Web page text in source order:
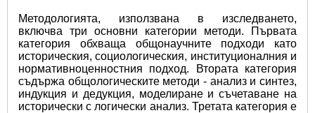
Методологията, използвана в изследването,
включва три основни категории методи. Първата
категория обхваща общонаучните подходи като
историческия, социологическия, институционалния и
нормативноценностния подход. Втората категория
съдържа общологическите методи - анализ и синтез,
индукция и дедукция, моделиране и съчетаване на
исторически с логически анализ. Третата категория е